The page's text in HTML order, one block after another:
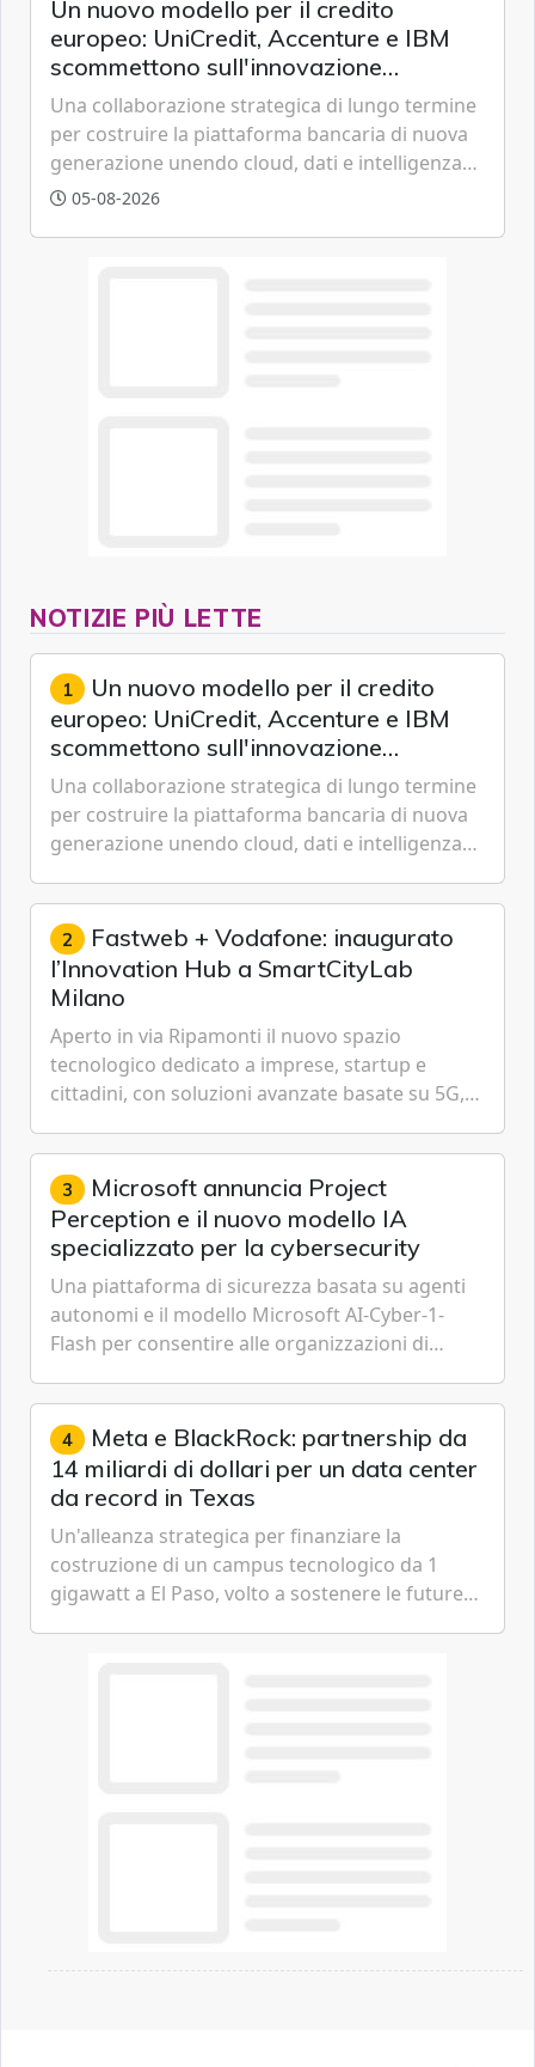
Un nuovo modello per il credito
europeo: UniCredit, Accenture e IBM
scommettono sull'innovazione
tecnologica
Una collaborazione strategica di lungo termine
per costruire la piattaforma bancaria di nuova
generazione unendo cloud, dati e intelligenza
artificiale.
05-08-2026
NOTIZIE PIÙ LETTE
1 Un nuovo modello per il credito
europeo: UniCredit, Accenture e IBM
scommettono sull'innovazione
tecnologica
Una collaborazione strategica di lungo termine
per costruire la piattaforma bancaria di nuova
generazione unendo cloud, dati e intelligenza
2 Fastweb + Vodafone: inaugurato
l’Innovation Hub a SmartCityLab
Milano
Aperto in via Ripamonti il nuovo spazio
tecnologico dedicato a imprese, startup e
cittadini, con soluzioni avanzate basate su 5G,
Cybersecurity.
3 Microsoft annuncia Project
Perception e il nuovo modello IA
specializzato per la cybersecurity
Una piattaforma di sicurezza basata su agenti
autonomi e il modello Microsoft AI-Cyber-1-
Flash per consentire alle organizzazioni di
gestione continua del rischio.
4 Meta e BlackRock: partnership da
14 miliardi di dollari per un data center
da record in Texas
Un'alleanza strategica per finanziare la
costruzione di un campus tecnologico da 1
gigawatt a El Paso, volto a sostenere le future